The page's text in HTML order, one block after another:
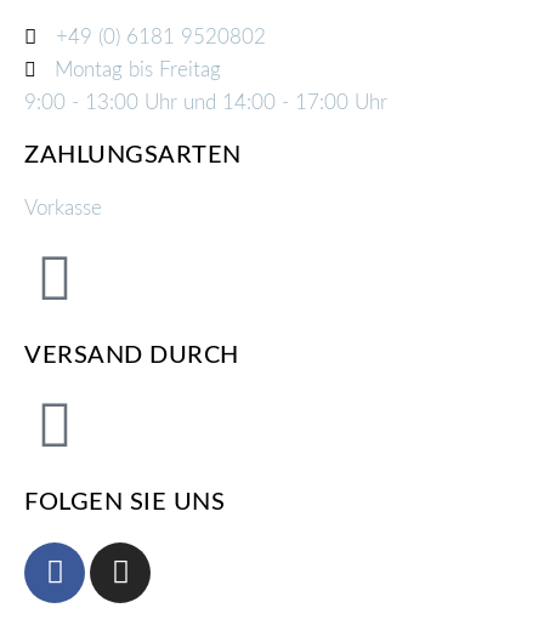
+49 (0) 6181 9520802
Montag bis Freitag
9:00 - 13:00 Uhr und 14:00 - 17:00 Uhr
ZAHLUNGSARTEN
Vorkasse
VERSAND DURCH
FOLGEN SIE UNS